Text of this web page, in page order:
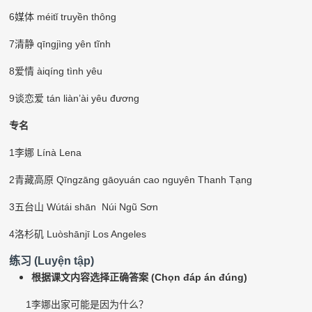
6媒体 méitǐ truyền thông
7清静 qīngjìng yên tĩnh
8爱情 àiqíng tình yêu
9谈恋爱 tán liàn’ài yêu đương
专名
1李娜 Línà Lena
2青藏高原 Qīngzāng gāoyuán cao nguyên Thanh Tạng
3五台山 Wútái shān Núi Ngũ Sơn
4洛杉矶 Luòshānjī Los Angeles
练习 (Luyện tập)
根据课文内容选择正确答案 (Chọn đáp án đúng)
1李娜出家可能是因为什么？